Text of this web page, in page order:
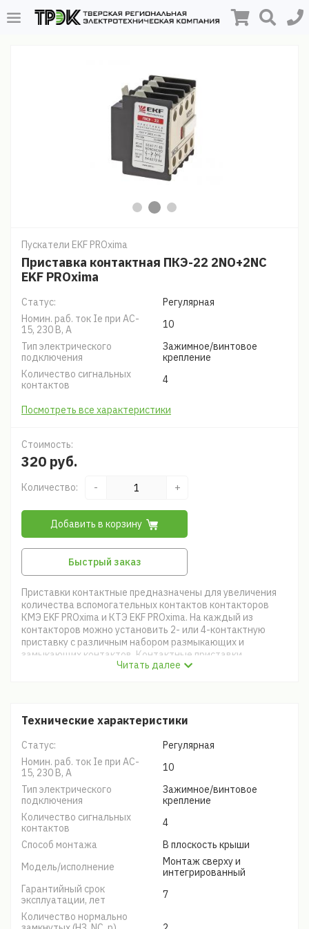
Пускатели EKF PROxima
Приставка контактная ПКЭ-22 2NO+2NC
EKF PROxima
Статус:
Регулярная
Номин. раб. ток Ie при AC-
15, 230 В, А
10
Тип электрического
подключения
Зажимное/винтовое
крепление
Количество сигнальных
контактов
4
Посмотреть все характеристики
Стоимость:
320 руб.
Количество: - +
Добавить в корзину
Быстрый заказ
Приставки контактные предназначены для увеличения
количества вспомогательных контактов контакторов
КМЭ EKF PROxima и КТЭ EKF PROxima. На каждый из
контакторов можно установить 2- или 4-контактную
приставку с различным набором размыкающих и
замыкающих контактов. Контактные приставки
механически соединяются с контакторами и
Читать далее
Технические характеристики
Статус:
Регулярная
Номин. раб. ток Ie при AC-
15, 230 В, А
10
Тип электрического
подключения
Зажимное/винтовое
крепление
Количество сигнальных
контактов
4
Способ монтажа
В плоскость крыши
Модель/исполнение
Монтаж сверху и
интегрированный
Гарантийный срок
эксплуатации, лет
7
Количество нормально